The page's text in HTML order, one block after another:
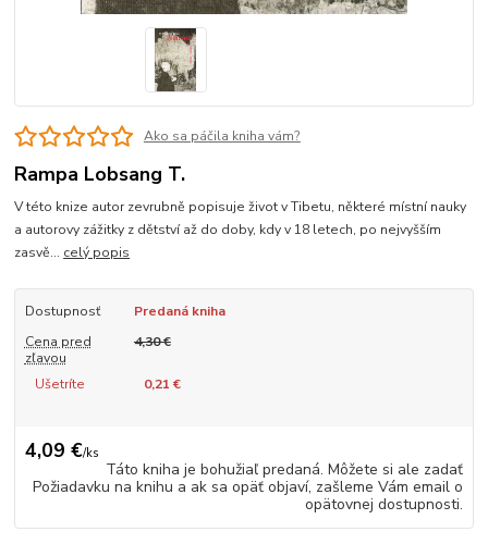
Ako sa páčila kniha vám?
Rampa Lobsang T.
V této knize autor zevrubně popisuje život v Tibetu, některé místní nauky
a autorovy zážitky z dětství až do doby, kdy v 18 letech, po nejvyšším
zasvě... celý popis
Dostupnosť
Predaná kniha
Cena pred
zľavou
4,30 €
Ušetríte 0,21 €
4,09 €/ks
Táto kniha je bohužiaľ predaná. Môžete si ale zadať
Požiadavku na knihu a ak sa opäť objaví, zašleme Vám email o
opätovnej dostupnosti.